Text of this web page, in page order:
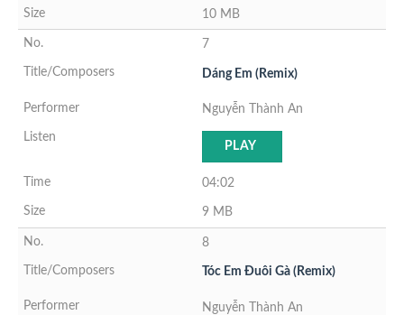
10 MB
7
Dáng Em (Remix)
Nguyễn Thành An
PLAY
04:02
9 MB
8
Tóc Em Đuôi Gà (Remix)
Nguyễn Thành An